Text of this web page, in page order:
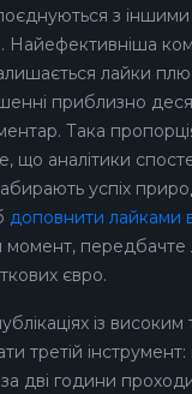
з
Найефективніша
лайки
приблизно
Така
що аналітики
успіх
доповнити лайками
момент,
євро.
із високим
третій
дві години